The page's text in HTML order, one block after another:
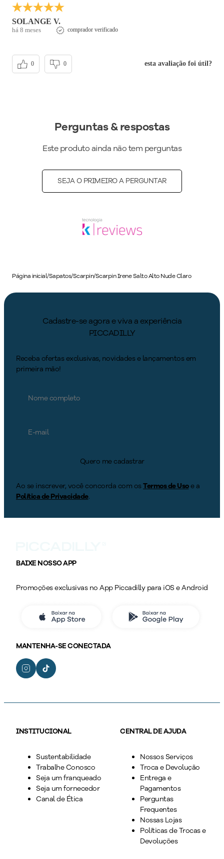
SOLANGE V.
há 8 meses comprador verificado
esta avaliação foi útil?
0 0
Perguntas & respostas
Este produto ainda não tem perguntas
SEJA O PRIMEIRO A PERGUNTAR
Página inicial/Sapatos/Scarpin/Scarpin Irene Salto Alto Nude Claro
Cadastre-se agora e viva a experiência
PICCADILLY
Receba ofertas exclusivas, novidades e lançamentos em
primeira mão!
Quero me cadastrar
Ao se inscrever, você concorda com osTermos de Usoe a
Política de Privacidade.
BAIXE NOSSO APP
Promoções exclusivas no App Piccadilly para iOS e Android
MANTENHA-SE CONECTADA
INSTITUCIONAL
Sustentabilidade
Trabalhe Conosco
Seja um franqueado
Seja um fornecedor
Canal de Ética
CENTRAL DE AJUDA
Nossos Serviços
Troca e Devolução
Entrega e
Pagamentos
Perguntas
Frequentes
Nossas Lojas
Políticas de Trocas e
Devoluções